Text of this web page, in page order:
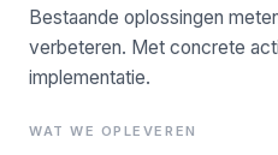
Bestaande oplossingen
verbeteren. Met concrete
implementatie.
WAT WE OPLEVEREN